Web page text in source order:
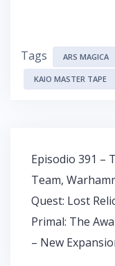
Tags ARS MAGICA
KAIO MASTER TAPE
Navigazione
articoli
Episodio 391 –
Team,
Quest: Lost
Primal: The
– New